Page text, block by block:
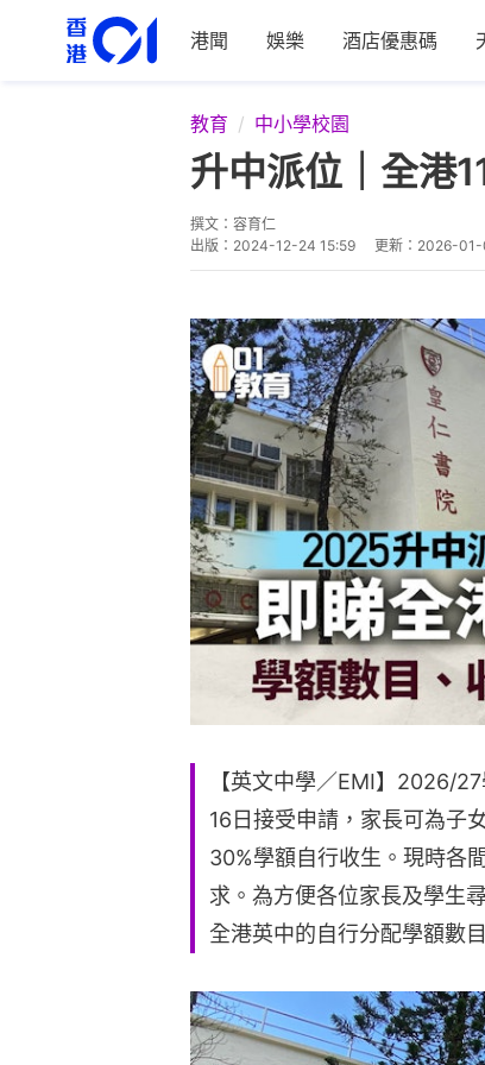
港聞 娛樂 酒店優惠碼
教育 中小學校園
升中派位｜全港
撰文： 容育仁
出版： 2024-12-24 15:59 更新： 2026-01-
【英文中學／EMI】2026/
16日接受申請，家長可為子
30%學額自行收生。現時各
求。為方便各位家長及學生
全港英中的自行分配學額數